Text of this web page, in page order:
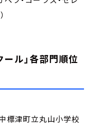
ル」各部門順位
標津町立丸山小学校